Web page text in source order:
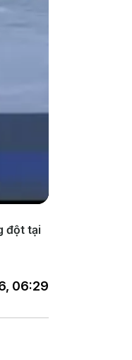
đột tại
06:29